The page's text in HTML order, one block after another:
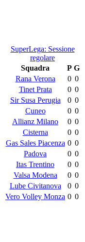
SuperLega: Sessione
regolare
Squadra
P G
Rana Verona
0 0
Tinet Prata
0 0
Sir Susa Perugia
0 0
Cuneo
0 0
Allianz Milano
0 0
Cisterna
0 0
Gas Sales Piacenza 0 0
Padova
0 0
Itas Trentino
0 0
Valsa Modena
0 0
Lube Civitanova
0 0
Vero Volley Monza 0 0